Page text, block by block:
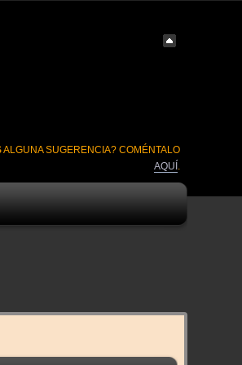
SUGERENCIA? COMÉNTALO
AQUÍ